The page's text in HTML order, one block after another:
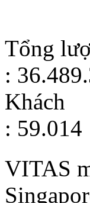
Tổng
:
Khách
: 59.014
VITAS